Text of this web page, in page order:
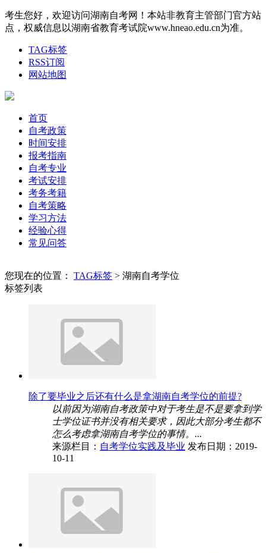
考生您好，欢迎访问湖南自考网！本站非教育主管部门官方站
点，权威信息以湖南省教育考试院www.hneao.edu.cn为准。
TAG标签
RSS订阅
网站地图
首页
自考政策
时间安排
报考指南
自考专业
考试安排
考务考籍
自考策略
学习方法
经验心得
常见问答
您现在的位置： TAG标签 > 湖南自考学位
标签列表
除了要毕业之后还有什么是拿湖南自考学位的前提?
以前因为湖南自考政策中对于考生是不是要拿到学
士学位证书并没有相关要求，因此大部分考生都不
怎么考虑拿湖南自考学位的事情。...
来源栏目： 自考学位实践及毕业 发布日期：2019-
10-11